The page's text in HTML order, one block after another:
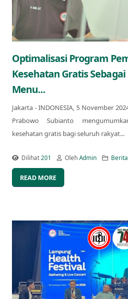
Optimalisasi Program
Kesehatan Gratis
Menu...
Jakarta - INDONESIA, 5 November
Prabowo Subianto
kesehatan gratis bagi seluruh rakyat...
Dilihat201 OlehAdmin Berita
READ MORE